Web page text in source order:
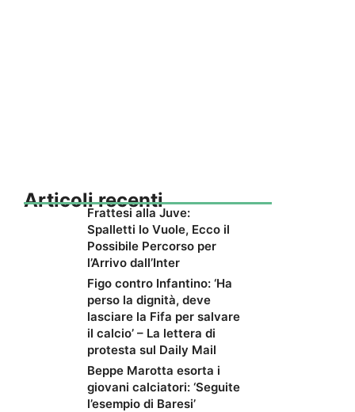
Articoli recenti
Frattesi alla Juve:
Spalletti lo Vuole, Ecco il
Possibile Percorso per
l’Arrivo dall’Inter
Figo contro Infantino: ‘Ha
perso la dignità, deve
lasciare la Fifa per salvare
il calcio’ – La lettera di
protesta sul Daily Mail
Beppe Marotta esorta i
giovani calciatori: ‘Seguite
l’esempio di Baresi’